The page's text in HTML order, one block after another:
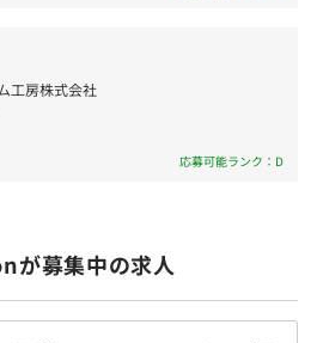
ラウド技術を駆使し、お客様
支援し、業務プロセスの改
化の変革まで、包括的なDX
成長期から次のステージで
変革を起こしませんか？
工房株式会社
応募可能ランク：D
が募集中の求人